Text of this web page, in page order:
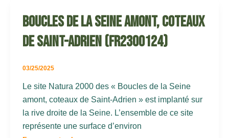
Boucles de la Seine amont, coteaux
de Saint-Adrien (FR2300124)
03/25/2025
Le site Natura 2000 des « Boucles de la Seine
amont, coteaux de Saint-Adrien » est implanté sur
la rive droite de la Seine. L’ensemble de ce site
représente une surface d’environ